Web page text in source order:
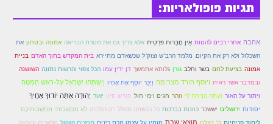
הזוהר הקדוש בא מתקדמים
הזוהר הקדוש בשלח מתקדמים
הזוהר הקדוש יתרו מתקדמים
משפטים מתחילים
תגיות פופולאריות:
אהבה אחרי רבים להטות אֵין חֲבֵרוּת פּרַטִית אלא צריך גם את מטרת הבריאה אמונה ובטחון את
השכלול ולא רק את הקיום. מלמד הרב"ש זצוק"ל שכשאדם מתיירא בית המקדש בתוך האדם בניית
אמונה בציעת לחם בשר וחלב גורן גלותא אתמשך דן ידין עמו הכל צפוי והרשות נתונה השושנה
ובמדבר אשר ראית ויוסף הורד מצרימה וַיַּכֵּר יוֹסֵף אֶת אֶחָיו וַיִּשְׁתַּחוּ יִשְׂרָאֵל עַל-רֹאשׁ הַמִּטָּה
ויתור על האור וְעַתָּה הַנִּיחָה לִּי זוהר חגים וימי חול חודש סיון יאור יְהוּדָה אַתָּה יוֹדוּךָ אַחֶיךָ
יסודות ירושלים יששכר כוונות בברכות כל הנשמה תהלל י"ה הללויה לֹא מַחְשְׁבוֹתַי מַחְשְׁבוֹתֵיכֶם
מוצאי שבת